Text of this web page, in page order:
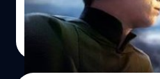
วงศกร ปฐมชัยวัฒน์ | 3958